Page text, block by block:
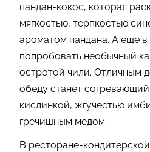
пандан-кокос, которая
мягкостью, терпкостью
ароматом пандана. А еще
попробовать необычный
остротой чили. Отличным
обеду станет
кислинкой, жгучестью
гречишным медом.
В ресторане-